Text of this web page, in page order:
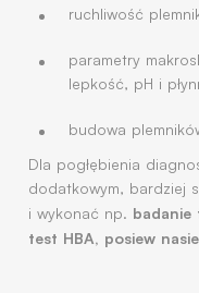
ruchliwość
parametry
lepkość, pH i
budowa
Dla pogłębienia
dodatkowym, bardziej
i wykonać np. badanie
test HBA, posiew